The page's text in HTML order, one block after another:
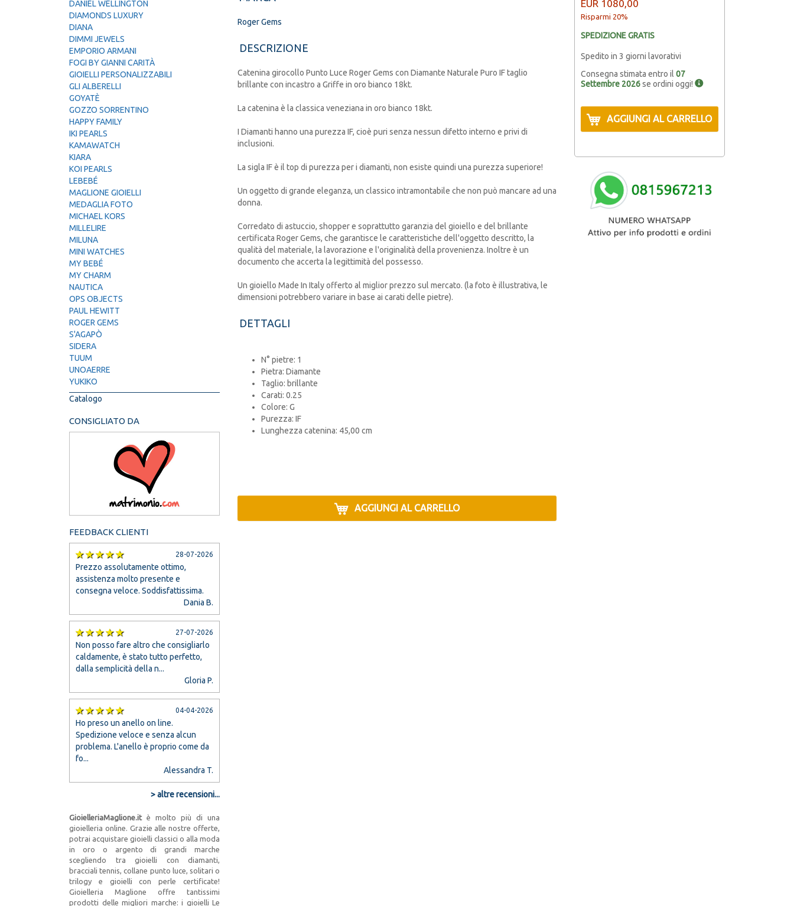
DANIEL WELLINGTON
DIAMONDS LUXURY
DIANA
DIMMI JEWELS
EMPORIO ARMANI
FOGI BY GIANNI CARITÀ
GIOIELLI PERSONALIZZABILI
GLI ALBERELLI
GOYATÈ
GOZZO SORRENTINO
HAPPY FAMILY
IKI PEARLS
KAMAWATCH
KIARA
KOI PEARLS
LEBEBÉ
MAGLIONE GIOIELLI
MEDAGLIA FOTO
MICHAEL KORS
MILLELIRE
MILUNA
MINI WATCHES
MY BEBÉ
MY CHARM
NAUTICA
OPS OBJECTS
PAUL HEWITT
ROGER GEMS
S'AGAPÒ
SIDERA
TUUM
UNOAERRE
YUKIKO
Catalogo
CONSIGLIATO DA
FEEDBACK CLIENTI
28-07-2026
Prezzo assolutamente ottimo,
assistenza molto presente e
consegna veloce. Soddisfattissima.
Dania B.
27-07-2026
Non posso fare altro che consigliarlo
caldamente, è stato tutto perfetto,
dalla semplicità della n...
Gloria P.
04-04-2026
Ho preso un anello on line.
Spedizione veloce e senza alcun
problema. L'anello è proprio come da
fo...
Alessandra T.
> altre recensioni...
GioielleriaMaglione.itè molto più di una
gioielleria online. Grazie alle nostre offerte,
potrai acquistare gioielli classici o alla moda
in oro o argento di grandi marche
scegliendo tra gioielli con diamanti,
bracciali tennis, collane punto luce, solitari o
trilogy e gioielli con perle certificate!
Gioielleria Maglione offre tantissimi
prodotti delle migliori marche: i gioielli Le
Roger Gems
DESCRIZIONE
Catenina girocollo Punto Luce Roger Gems con Diamante Naturale Puro IF taglio
brillante con incastro a Griffe in oro bianco 18kt.
La catenina è la classica veneziana in oro bianco 18kt.
I Diamanti hanno una purezza IF, cioè puri senza nessun difetto interno e privi di
inclusioni.
La sigla IF è il top di purezza per i diamanti, non esiste quindi una purezza superiore!
Un oggetto di grande eleganza, un classico intramontabile che non può mancare ad una
donna.
Corredato di astuccio, shopper e soprattutto garanzia del gioiello e del brillante
certificata Roger Gems, che garantisce le caratteristiche dell'oggetto descritto, la
qualità del materiale, la lavorazione e l'originalità della provenienza. Inoltre è un
documento che accerta la legittimità del possesso.
Un gioiello Made In Italy offerto al miglior prezzo sul mercato. (la foto è illustrativa, le
dimensioni potrebbero variare in base ai carati delle pietre).
DETTAGLI
N° pietre: 1
Pietra: Diamante
Taglio: brillante
Carati: 0.25
Colore: G
Purezza: IF
Lunghezza catenina: 45,00 cm
AGGIUNGI AL CARRELLO
EUR 1080,00
Risparmi 20%
SPEDIZIONE GRATIS
Spedito in 3 giorni lavorativi
Consegna stimata entro il 07
Settembre 2026se ordini oggi!
AGGIUNGI AL CARRELLO